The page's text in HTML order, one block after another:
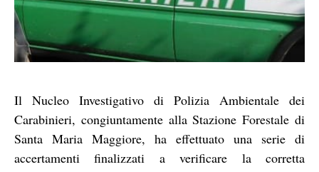
Il Nucleo Investigativo di Polizia Ambientale dei
Carabinieri, congiuntamente alla Stazione Forestale di
Santa Maria Maggiore, ha effettuato una serie di
accertamenti finalizzati a verificare la corretta